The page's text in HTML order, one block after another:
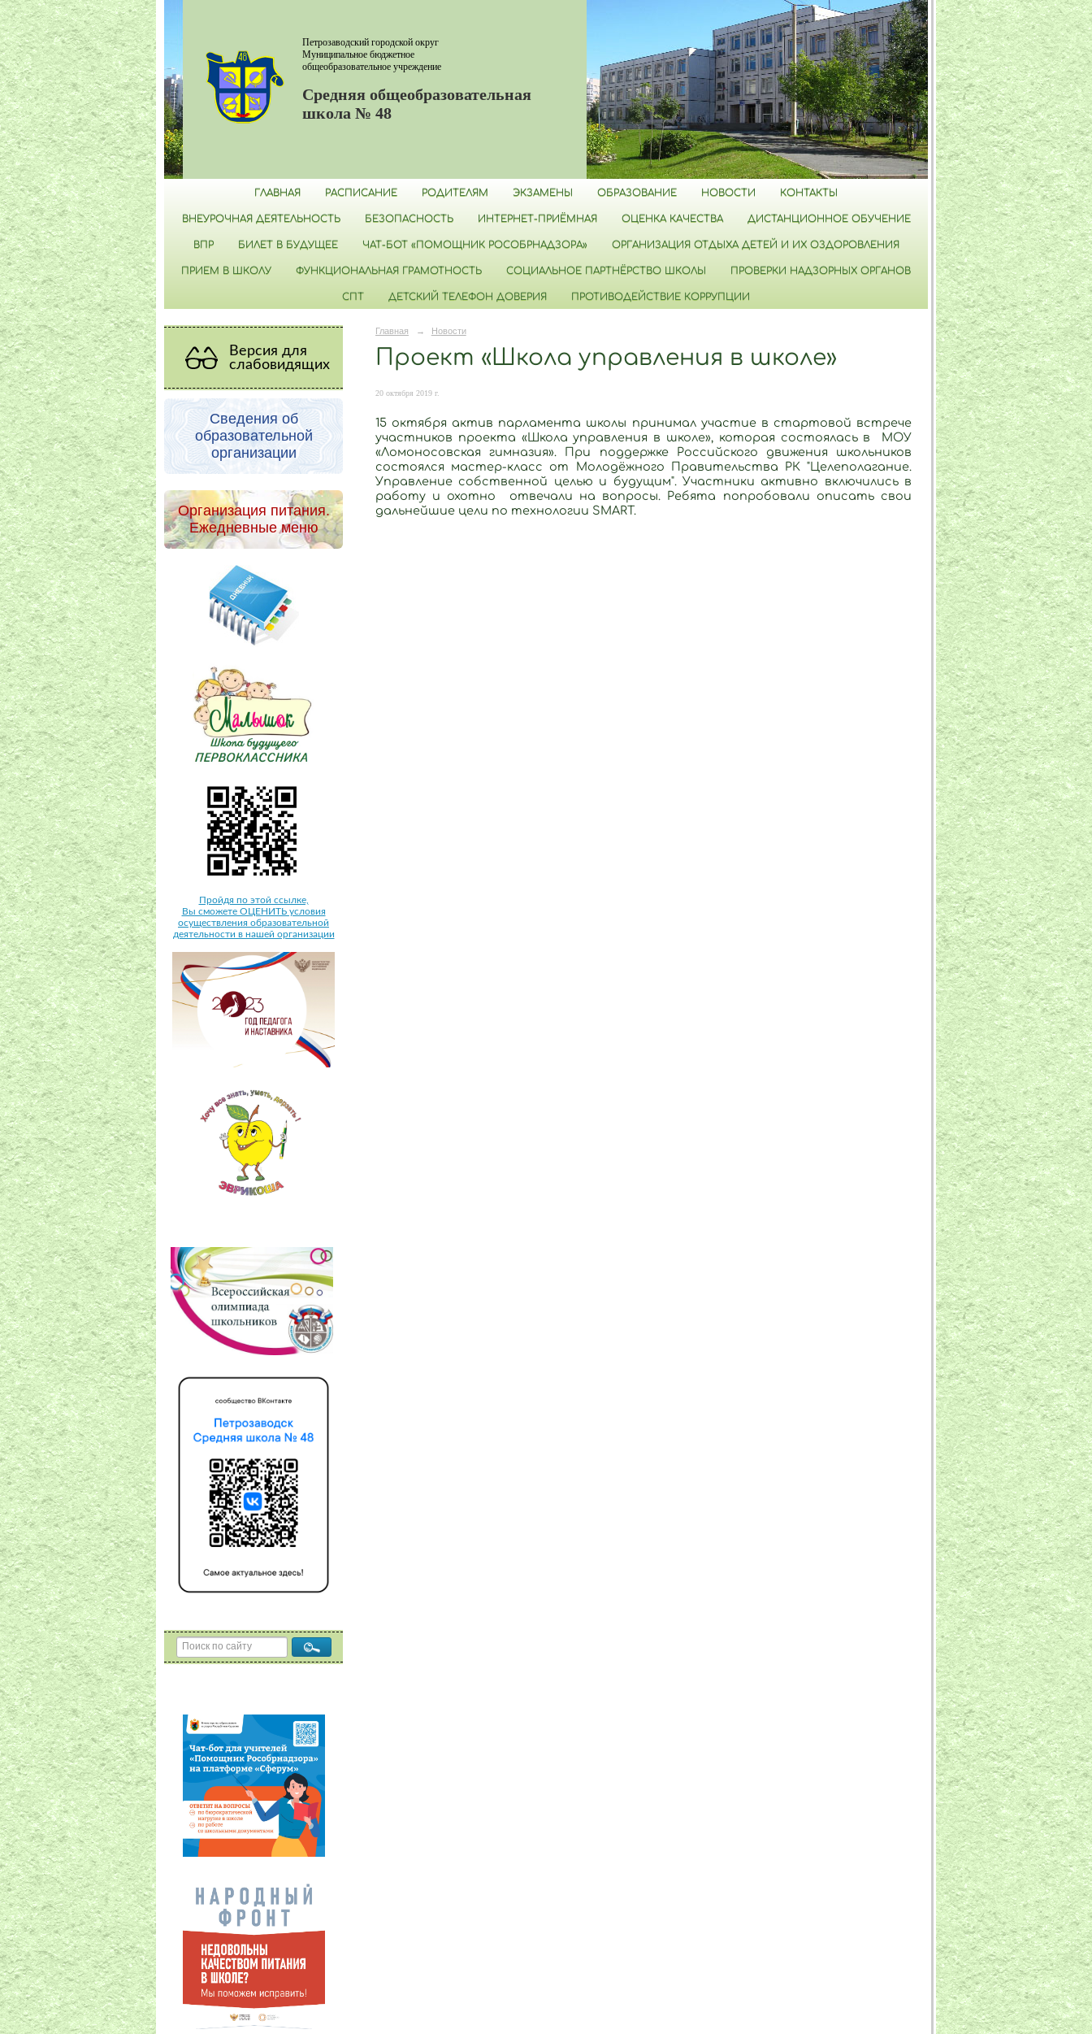
Петрозаводский городской округ
Муниципальное бюджетное
общеобразовательное учреждение
Средняя общеобразовательная
школа № 48
ГЛАВНАЯ РАСПИСАНИЕ РОДИТЕЛЯМ ЭКЗАМЕНЫ ОБРАЗОВАНИЕ НОВОСТИ КОНТАКТЫ
ВНЕУРОЧНАЯ ДЕЯТЕЛЬНОСТЬ БЕЗОПАСНОСТЬ ИНТЕРНЕТ-ПРИЁМНАЯ ОЦЕНКА КАЧЕСТВА ДИСТАНЦИОННОЕ ОБУЧЕНИЕ
ВПР БИЛЕТ В БУДУЩЕЕ ЧАТ-БОТ «ПОМОЩНИК РОСОБРНАДЗОРА» ОРГАНИЗАЦИЯ ОТДЫХА ДЕТЕЙ И ИХ ОЗДОРОВЛЕНИЯ
ПРИЕМ В ШКОЛУ ФУНКЦИОНАЛЬНАЯ ГРАМОТНОСТЬ СОЦИАЛЬНОЕ ПАРТНЁРСТВО ШКОЛЫ ПРОВЕРКИ НАДЗОРНЫХ ОРГАНОВ
СПТ ДЕТСКИЙ ТЕЛЕФОН ДОВЕРИЯ ПРОТИВОДЕЙСТВИЕ КОРРУПЦИИ
Версия для
слабовидящих
Сведения об
образовательной
организации
Организация питания.
Ежедневные меню
Пройдя по этой ссылке,
Вы сможете ОЦЕНИТЬ условия
осуществления образовательной
деятельности в нашей организации
Главная → Новости
Проект «Школа управления в школе»
20 октября 2019 г.
15 октября актив парламента школы принимал участие в стартовой встрече
участников проекта «Школа управления в школе», которая состоялась в МОУ
«Ломоносовская гимназия». При поддержке Российского движения школьников
состоялся мастер-класс от Молодёжного Правительства РК "Целеполагание.
Управление собственной целью и будущим". Участники активно включились в
работу и охотно отвечали на вопросы. Ребята попробовали описать свои
дальнейшие цели по технологии SMART.